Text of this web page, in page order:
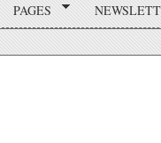
PAGES